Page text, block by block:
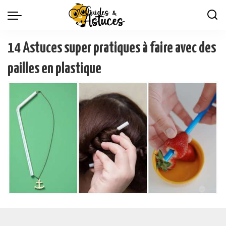
14 Astuces super pratiques à faire avec des
pailles en plastique